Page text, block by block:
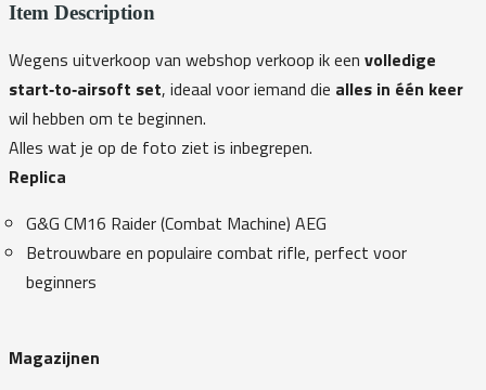
Item Description
Wegens uitverkoop van webshop verkoop ik een volledige
start‑to‑airsoft set, ideaal voor iemand die alles in één keer
wil hebben om te beginnen.
Alles wat je op de foto ziet is inbegrepen.
Replica
G&G CM16 Raider (Combat Machine) AEG
Betrouwbare en populaire combat rifle, perfect voor
beginners
Magazijnen